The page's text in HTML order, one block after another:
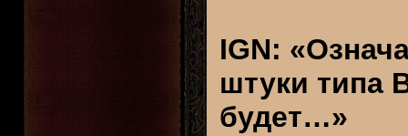
IGN:
штуки типа
будет…»